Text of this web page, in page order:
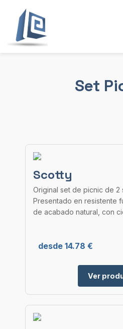
Set
Scotty
Original set de picnic de 2
Presentado en resistente
de acabado natural, con
desde 14.78 €
Ver